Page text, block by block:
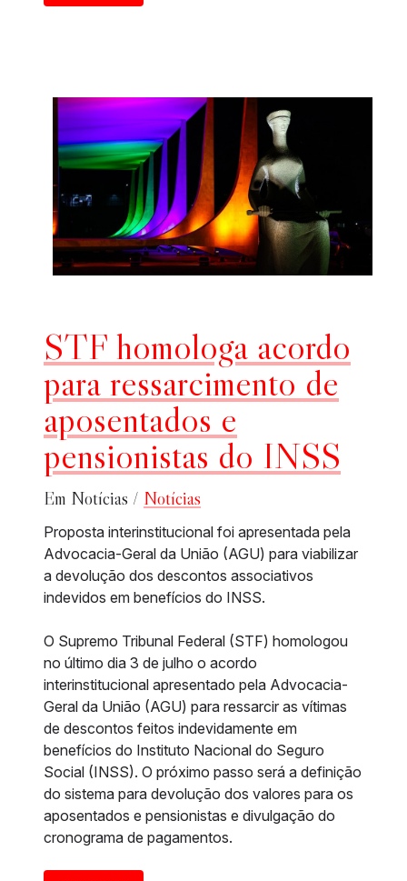
STF homologa acordo
para ressarcimento de
aposentados e
pensionistas do INSS
Em Notícias / Notícias
Proposta interinstitucional foi apresentada pela
Advocacia-Geral da União (AGU) para viabilizar
a devolução dos descontos associativos
indevidos em benefícios do INSS.
O Supremo Tribunal Federal (STF) homologou
no último dia 3 de julho o acordo
interinstitucional apresentado pela Advocacia-
Geral da União (AGU) para ressarcir as vítimas
de descontos feitos indevidamente em
benefícios do Instituto Nacional do Seguro
Social (INSS). O próximo passo será a definição
do sistema para devolução dos valores para os
aposentados e pensionistas e divulgação do
cronograma de pagamentos.